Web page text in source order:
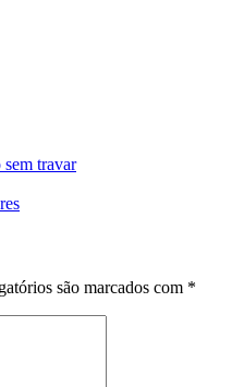
travar
são marcados com *